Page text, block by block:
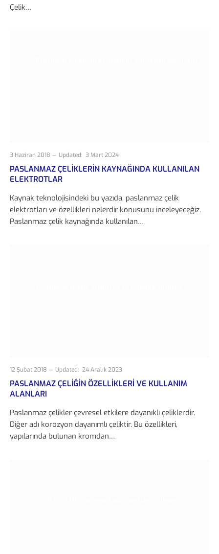
Çelik…
3 Haziran 2018 Updated: 3 Mart 2024
PASLANMAZ ÇELIKLERIN KAYNAĞINDA KULLANILAN
ELEKTROTLAR
Kaynak teknolojisindeki bu yazıda, paslanmaz çelik
elektrotları ve özellikleri nelerdir konusunu inceleyeceğiz.
Paslanmaz çelik kaynağında kullanılan…
12 Şubat 2018 Updated: 24 Aralık 2023
PASLANMAZ ÇELIĞIN ÖZELLIKLERI VE KULLANIM
ALANLARI
Paslanmaz çelikler çevresel etkilere dayanıklı çeliklerdir.
Diğer adı korozyon dayanımlı çeliktir. Bu özellikleri,
yapılarında bulunan kromdan…